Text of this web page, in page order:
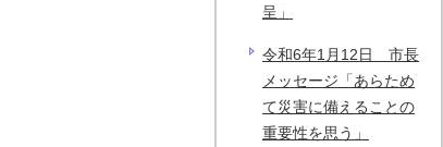
呈」
令和6年1月12日 市長
メッセージ「あらため
て災害に備えることの
重要性を思う」